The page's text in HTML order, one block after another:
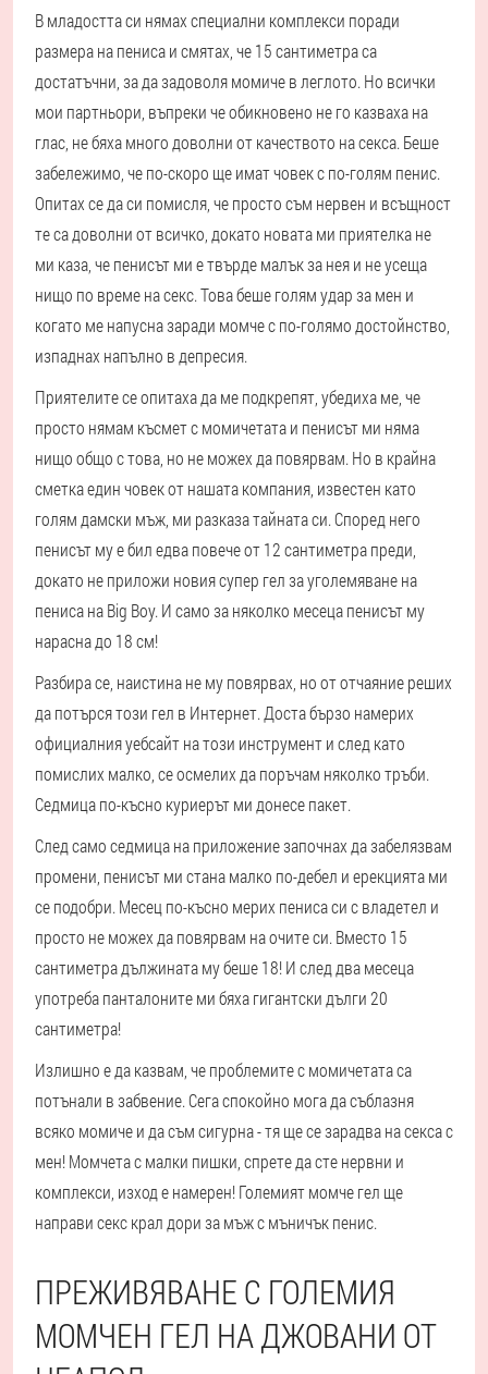
В младостта си нямах специални комплекси поради
размера на пениса и смятах, че 15 сантиметра са
достатъчни, за да задоволя момиче в леглото. Но всички
мои партньори, въпреки че обикновено не го казваха на
глас, не бяха много доволни от качеството на секса. Беше
забележимо, че по-скоро ще имат човек с по-голям пенис.
Опитах се да си помисля, че просто съм нервен и всъщност
те са доволни от всичко, докато новата ми приятелка не
ми каза, че пенисът ми е твърде малък за нея и не усеща
нищо по време на секс. Това беше голям удар за мен и
когато ме напусна заради момче с по-голямо достойнство,
изпаднах напълно в депресия.
Приятелите се опитаха да ме подкрепят, убедиха ме, че
просто нямам късмет с момичетата и пенисът ми няма
нищо общо с това, но не можех да повярвам. Но в крайна
сметка един човек от нашата компания, известен като
голям дамски мъж, ми разказа тайната си. Според него
пенисът му е бил едва повече от 12 сантиметра преди,
докато не приложи новия супер гел за уголемяване на
пениса на Big Boy. И само за няколко месеца пенисът му
нарасна до 18 см!
Разбира се, наистина не му повярвах, но от отчаяние реших
да потърся този гел в Интернет. Доста бързо намерих
официалния уебсайт на този инструмент и след като
помислих малко, се осмелих да поръчам няколко тръби.
Седмица по-късно куриерът ми донесе пакет.
След само седмица на приложение започнах да забелязвам
промени, пенисът ми стана малко по-дебел и ерекцията ми
се подобри. Месец по-късно мерих пениса си с владетел и
просто не можех да повярвам на очите си. Вместо 15
сантиметра дължината му беше 18! И след два месеца
употреба панталоните ми бяха гигантски дълги 20
сантиметра!
Излишно е да казвам, че проблемите с момичетата са
потънали в забвение. Сега спокойно мога да съблазня
всяко момиче и да съм сигурна - тя ще се зарадва на секса с
мен! Момчета с малки пишки, спрете да сте нервни и
комплекси, изход е намерен! Големият момче гел ще
направи секс крал дори за мъж с мъничък пенис.
ПРЕЖИВЯВАНЕ С ГОЛЕМИЯ
МОМЧЕН ГЕЛ НА ДЖОВАНИ ОТ